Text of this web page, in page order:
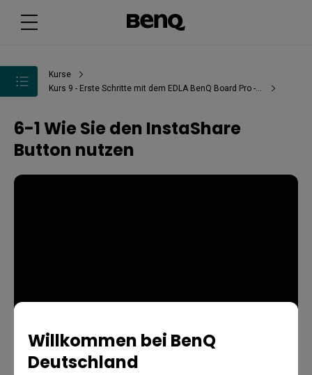
Willkommen bei BenQ
Deutschland
Kurse
Kurs 9 - Erste Schritte mit dem EDLA BenQ Board Pro - RP04
6-1 Wie Sie den InstaShare
Button nutzen